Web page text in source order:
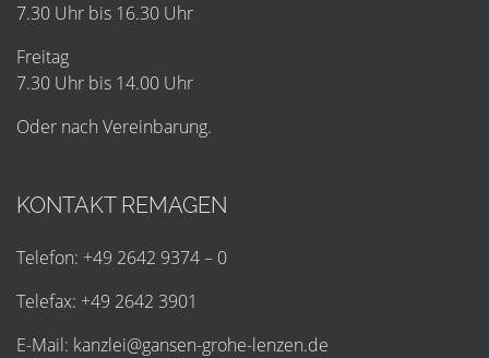
7.30 Uhr bis 16.30 Uhr
Freitag
7.30 Uhr bis 14.00 Uhr
Oder nach Vereinbarung.
KONTAKT REMAGEN
Telefon: +49 2642 9374 – 0
Telefax: +49 2642 3901
E-Mail: kanzlei@gansen-grohe-lenzen.de